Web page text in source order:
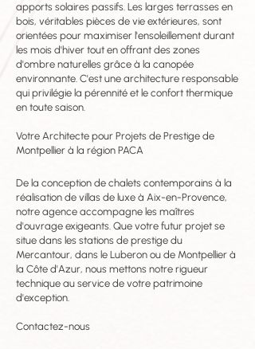
apports solaires passifs. Les larges terrasses en
bois, véritables pièces de vie extérieures, sont
orientées pour maximiser l'ensoleillement durant
les mois d'hiver tout en offrant des zones
d'ombre naturelles grâce à la canopée
environnante. C'est une architecture responsable
qui privilégie la pérennité et le confort thermique
en toute saison.
Votre Architecte pour Projets de Prestige de
Montpellier à la région PACA
De la conception de chalets contemporains à la
réalisation de villas de luxe à Aix-en-Provence,
notre agence accompagne les maîtres
d'ouvrage exigeants. Que votre futur projet se
situe dans les stations de prestige du
Mercantour, dans le Luberon ou de Montpellier à
la Côte d'Azur, nous mettons notre rigueur
technique au service de votre patrimoine
d'exception.
Contactez-nous